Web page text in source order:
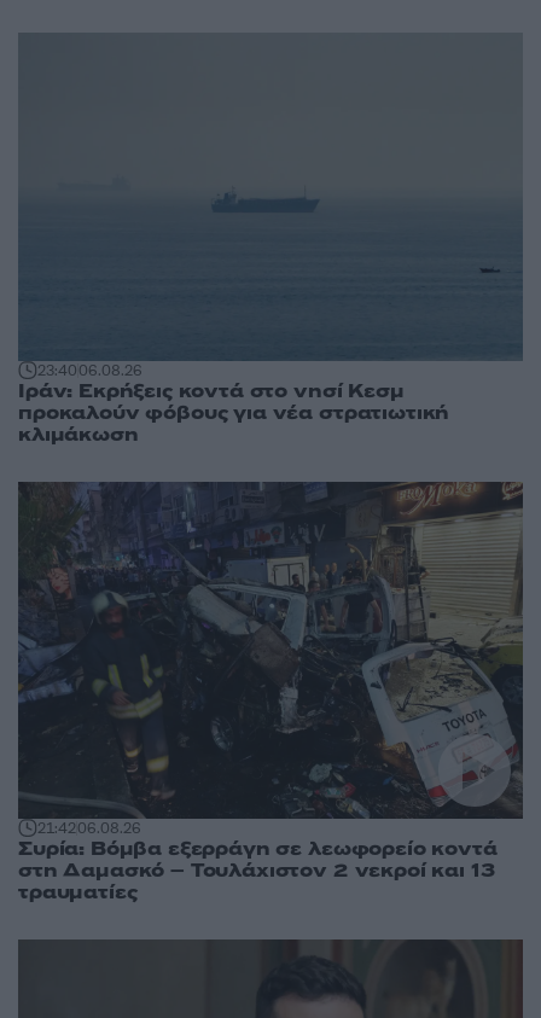
23:4006.08.26
Ιράν: Εκρήξεις κοντά στο νησί Κεσμ
προκαλούν φόβους για νέα στρατιωτική
κλιμάκωση
21:4206.08.26
Συρία: Βόμβα εξερράγη σε λεωφορείο κοντά
στη Δαμασκό – Τουλάχιστον 2 νεκροί και 13
τραυματίες